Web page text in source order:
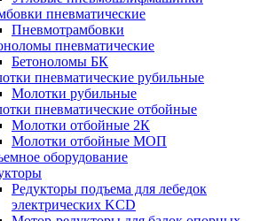
пневматические
Пневмотрамбовки
пневматические
Бетоноломы БК
пневматические рубильные
Молотки рубильные
пневматические отбойные
Молотки отбойные 2К
Молотки отбойные МОП
оборудование
Редукторы подъема для лебедок
электрических KCD